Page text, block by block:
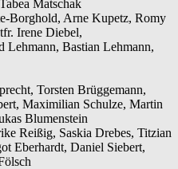
Matschak
Borghold, Arne Kupetz, Romy
Irene Diebel,
Bastian Lehmann,
Torsten Brüggemann,
Maximilian Schulze, Martin
Blumenstein
Reißig, Saskia Drebes, Titzian
Eberhardt, Daniel Siebert,